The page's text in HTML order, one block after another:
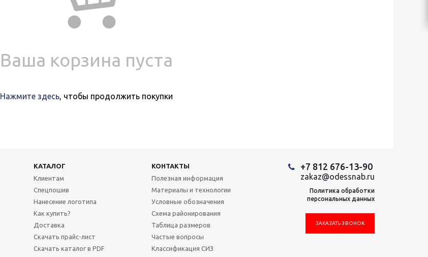
Ваша корзина пуста
Нажмите здесь, чтобы продолжить покупки
КАТАЛОГ
КОНТАКТЫ
Клиентам
Спецпошив
Нанесение логотипа
Как купить?
Доставка
Скачать прайс-лист
Скачать каталог в PDF
Полезная информация
Материалы и технологии
Условные обозначения
Схема районирования
Таблица размеров
Частые вопросы
Классификация СИЗ
+7 812 676-13-90
zakaz@odessnab.ru
Политика обработки
персональных данных
ЗАКАЗАТЬ ЗВОНОК